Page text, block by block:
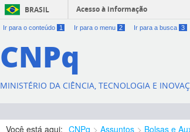
BRASIL Acesso à informação
Ir para o conteúdo 1 Ir para o menu 2 Ir para a busca 3
CNPq
MINISTÉRIO DA CIÊNCIA, TECNOLOGIA E
Você está aqui: CNPq Assuntos Bolsas e